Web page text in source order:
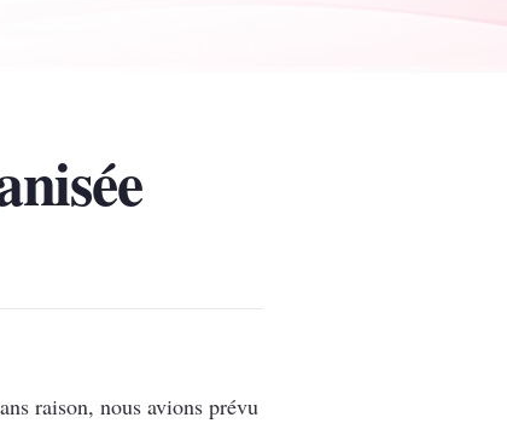
raison, nous avions prévu